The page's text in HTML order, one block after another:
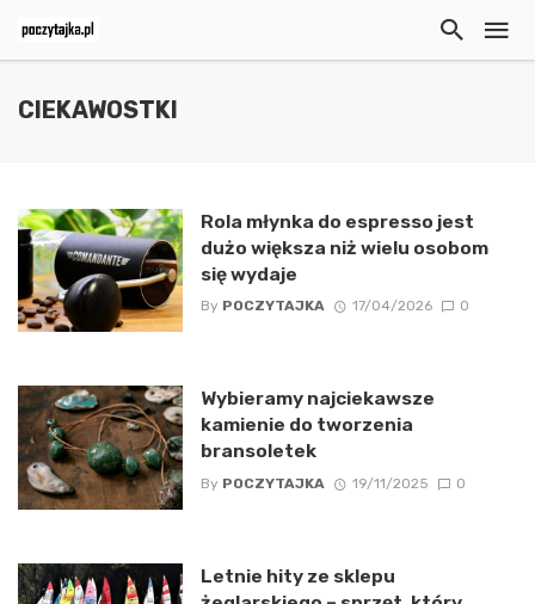
CIEKAWOSTKI
Rola młynka do espresso jest
dużo większa niż wielu osobom
się wydaje
By POCZYTAJKA 17/04/2026 0
Wybieramy najciekawsze
kamienie do tworzenia
bransoletek
By POCZYTAJKA 19/11/2025 0
Letnie hity ze sklepu